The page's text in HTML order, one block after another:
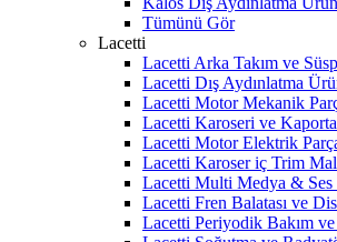
Tümünü Gör
Lacetti
Lacetti Arka Takım ve
Lacetti Dış Aydınlatma
Lacetti Motor Mekanik
Lacetti Karoseri ve
Lacetti Motor Elektrik
Lacetti Karoser iç Trim
Lacetti Multi Medya & Ses
Lacetti Fren Balatası ve
Lacetti Periyodik Bakım